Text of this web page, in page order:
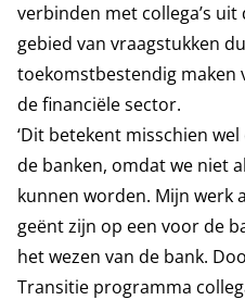
verbinden met collega’s
gebied van vraagstukken
toekomstbestendig maken
de financiële sector.
‘Dit betekent misschien
de banken, omdat we niet
kunnen worden. Mijn werk
geënt zijn op een voor de
het wezen van de bank.
Transitie programma